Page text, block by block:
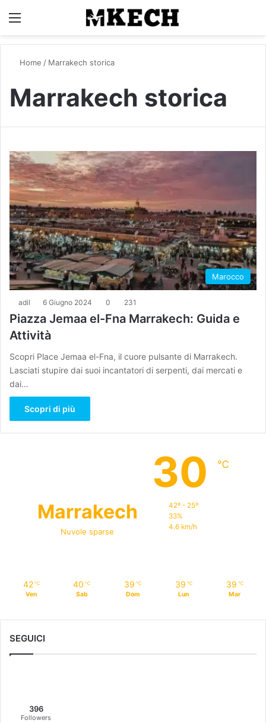
Home / Marrakech storica
Marrakech storica
Marocco
adil 6 Giugno 2024 0 231
Piazza Jemaa el-Fna Marrakech: Guida e
Attività
Scopri Place Jemaa el-Fna, il cuore pulsante di Marrakech.
Lasciati stupire dai suoi incantatori di serpenti, dai mercati e
dai…
Scopri di più
Marrakech
Nuvole sparse
30 ℃
42º - 25º
33%
4.6 km/h
42 ℃
Ven
40 ℃
Sab
39 ℃
Dom
39 ℃
Lun
39 ℃
Mar
SEGUICI
396
Followers